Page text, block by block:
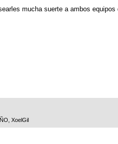
mucha suerte a ambos equipos
XoelGil